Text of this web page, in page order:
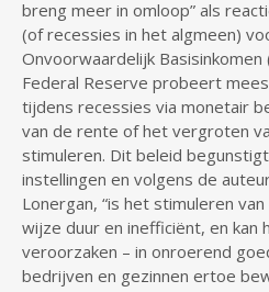
breng meer in omloop” als
(of recessies in het algmeen)
Onvoorwaardelijk Basisinkomen
Federal Reserve probeert
tijdens recessies via monetair
van de rente of het vergroten
stimuleren. Dit beleid
instellingen en volgens de
Lonergan, “is het stimuleren
wijze duur en inefficiënt, en kan
veroorzaken – in onroerend
bedrijven en gezinnen ertoe